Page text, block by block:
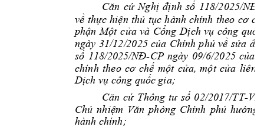
Căn cứ Nghị định số 118/2025/NĐ
về thực hiện thủ tục hành chính theo cơ
phận Một cửa và Cổng Dịch vụ công
ngày 31/12/2025 của Chính phủ về sửa
số 118/2025/NĐ-CP ngày 09/6/2025 của
chính theo cơ chế một cửa, một cửa liên
Dịch vụ công quốc gia;
Căn cứ Thông tư số 02/2017/TT-
Chủ nhiệm Văn phng Chính phủ hưng
hành chính;